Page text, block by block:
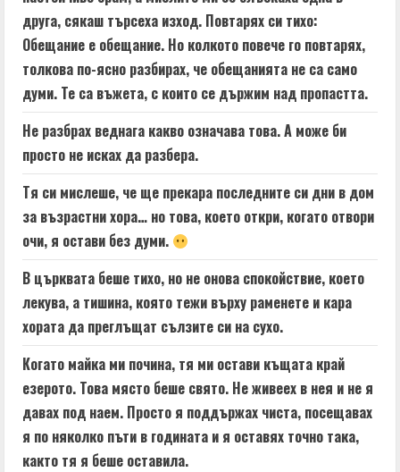
друга, сякаш търсеха изход. Повтарях си тихо:
Обещание е обещание. Но колкото повече го повтарях,
толкова по-ясно разбирах, че обещанията не са само
думи. Те са въжета, с които се държим над пропастта.
Не разбрах веднага какво означава това. А може би
просто не исках да разбера.
Тя си мислеше, че ще прекара последните си дни в дом
за възрастни хора… но това, което откри, когато отвори
очи, я остави без думи.
В църквата беше тихо, но не онова спокойствие, което
лекува, а тишина, която тежи върху раменете и кара
хората да преглъщат сълзите си на сухо.
Когато майка ми почина, тя ми остави къщата край
езерото. Това място беше свято. Не живеех в нея и не я
давах под наем. Просто я поддържах чиста, посещавах
я по няколко пъти в годината и я оставях точно така,
както тя я беше оставила.